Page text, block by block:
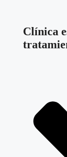
Clínica